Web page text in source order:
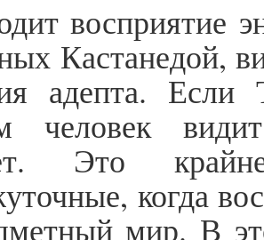
восприятие
Кастанедой,
адепта.
человек
Это
когда
мир. В